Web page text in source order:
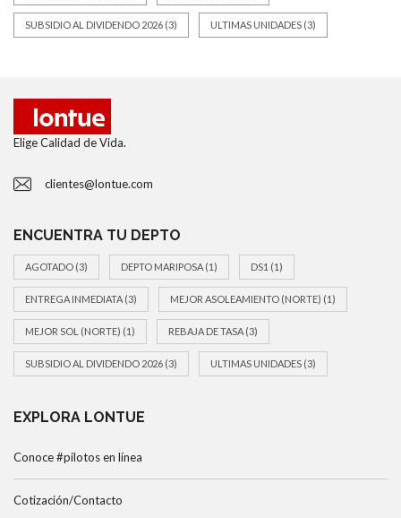
SUBSIDIO AL DIVIDENDO 2026 (3) ULTIMAS UNIDADES (3)
Elige Calidad de Vida.
clientes@lontue.com
ENCUENTRA TU DEPTO
AGOTADO (3) DEPTO MARIPOSA (1) DS1 (1)
ENTREGA INMEDIATA (3) MEJOR ASOLEAMIENTO (NORTE) (1)
MEJOR SOL (NORTE) (1) REBAJA DE TASA (3)
SUBSIDIO AL DIVIDENDO 2026 (3) ULTIMAS UNIDADES (3)
EXPLORA LONTUE
Conoce #pilotos en línea
Cotización/Contacto